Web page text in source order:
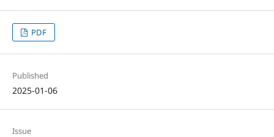
PDF
Published
2025-01-06
Issue